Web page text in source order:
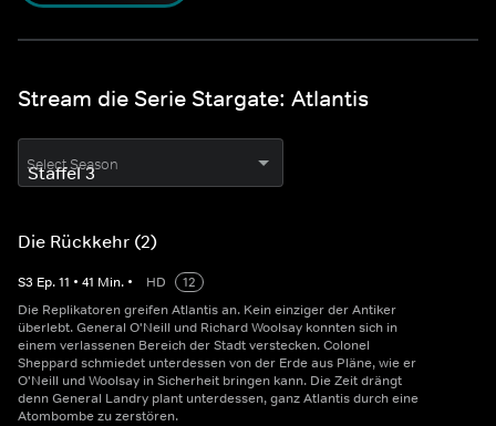
Stream die Serie Stargate: Atlantis
Select Season
Die Rückkehr (2)
S3 Ep.11 • 41 Min. • HD
12
Die Replikatoren greifen Atlantis an. Kein einziger der Antiker
überlebt. General O'Neill und Richard Woolsay konnten sich in
einem verlassenen Bereich der Stadt verstecken. Colonel
Sheppard schmiedet unterdessen von der Erde aus Pläne, wie er
O'Neill und Woolsay in Sicherheit bringen kann. Die Zeit drängt
denn General Landry plant unterdessen, ganz Atlantis durch eine
Atombombe zu zerstören.